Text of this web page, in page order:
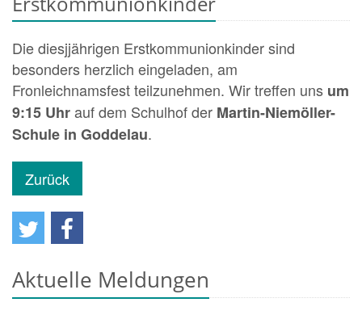
Die diesjjährigen Erstkommunionkinder sind
besonders herzlich eingeladen, am
Fronleichnamsfest teilzunehmen. Wir treffen uns um
9:15 Uhrauf dem Schulhof der Martin-Niemöller-
Schule in Goddelau.
Zurück
Aktuelle Meldungen